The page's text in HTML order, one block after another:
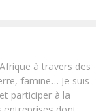
à travers des
famine… Je suis
participer à la